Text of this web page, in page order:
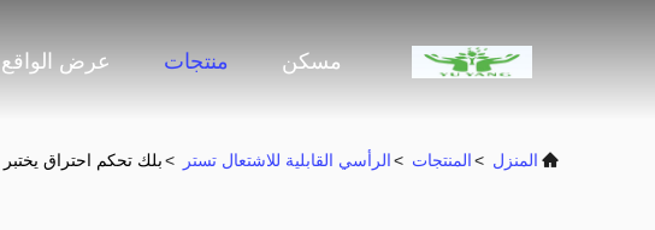
مسكن منتجات عرض الواقع
المنزل >المنتجات >الرأسي القابلية للاشتعال تستر >بلك تحكم احتراق